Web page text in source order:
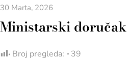
30 Marta, 2026
Ministarski doručak
Broj pregleda: 39